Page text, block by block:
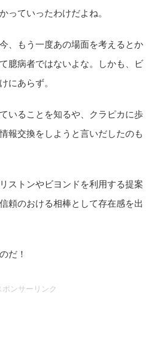
っていったわけだよね。
、もう一度あの場面を考えるとか
臆病者ではないよな。しかも、ビ
にあらず。
いることを知るや、クラピカに歩
報交換をしようと言いだしたのも
ストンやビヨンドを利用する提案
頼のおける相棒として存在感を出
だ！
ポンサーリンク